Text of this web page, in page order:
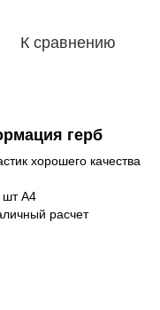
К сравнению
герб
хорошего качества
шт А4
расчет